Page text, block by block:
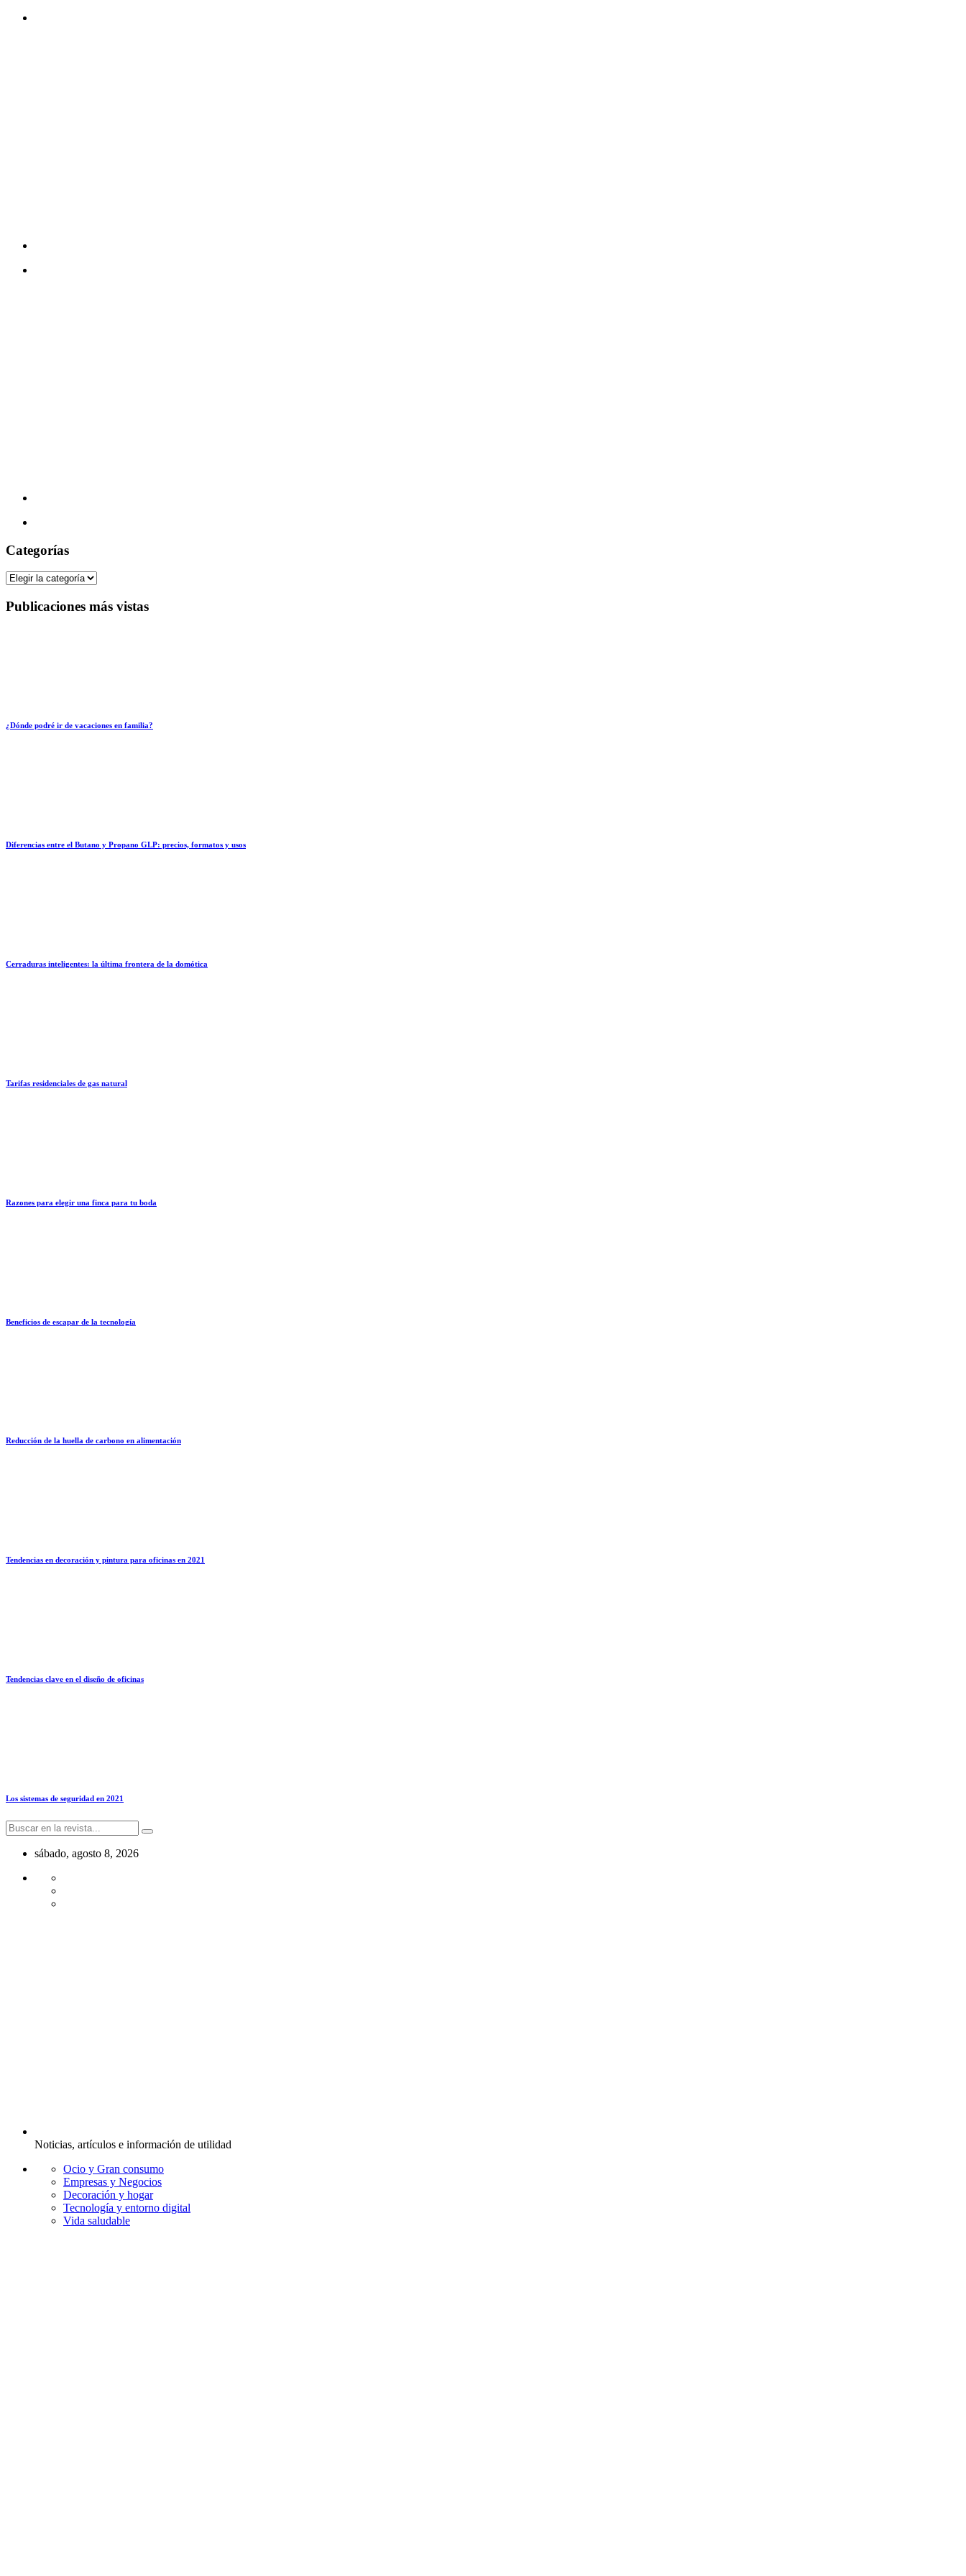
Categorías
Categorías
Publicaciones más vistas
¿Dónde podré ir de vacaciones en familia?
Diferencias entre el Butano y Propano GLP: precios, formatos y usos
Cerraduras inteligentes: la última frontera de la domótica
Tarifas residenciales de gas natural
Razones para elegir una finca para tu boda
Beneficios de escapar de la tecnología
Reducción de la huella de carbono en alimentación
Tendencias en decoración y pintura para oficinas en 2021
Tendencias clave en el diseño de oficinas
Los sistemas de seguridad en 2021
sábado, agosto 8, 2026
Noticias, artículos e información de utilidad
Ocio y Gran consumo
Empresas y Negocios
Decoración y hogar
Tecnología y entorno digital
Vida saludable